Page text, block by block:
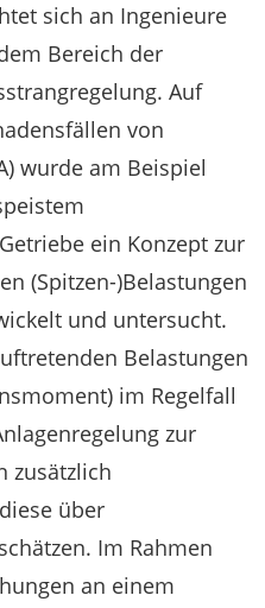
sich an Ingenieure
Bereich der
Auf
von
wurde am Beispiel
ein Konzept zur
(Spitzen-)Belastungen
und untersucht.
Belastungen
im Regelfall
zur
zusätzlich
über
Im Rahmen
an einem